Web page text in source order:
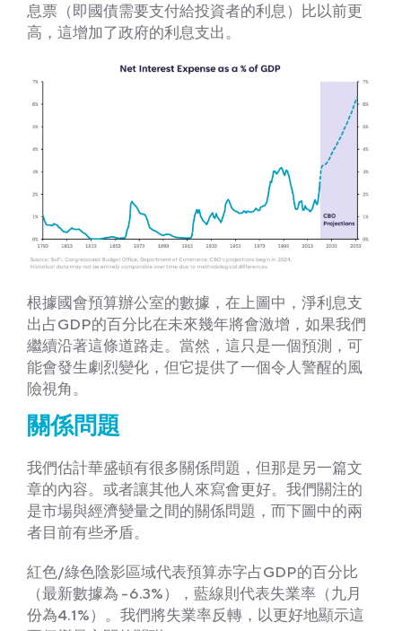
息票（即國債需要支付給投資者的利息）比以前更
高，這增加了政府的利息支出。
根據國會預算辦公室的數據，在上圖中，淨利息支
出占GDP的百分比在未來幾年將會激增，如果我們
繼續沿著這條道路走。當然，這只是一個預測，可
能會發生劇烈變化，但它提供了一個令人警醒的風
險視角。
關係問題
我們估計華盛頓有很多關係問題，但那是另一篇文
章的內容。或者讓其他人來寫會更好。我們關注的
是市場與經濟變量之間的關係問題，而下圖中的兩
者目前有些矛盾。
紅色/綠色陰影區域代表預算赤字占GDP的百分比
（最新數據為 -6.3%），藍線則代表失業率（九月
份為4.1%）。我們將失業率反轉，以更好地顯示這